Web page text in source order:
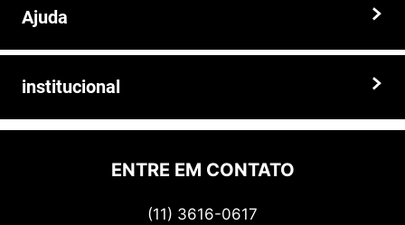
Somos a solução ideal para quem busca peças e acessórios agrícolas
Ajuda
Prazos e entregas
institucional
Quem somos
Politica de privacidadeENTRE EM CONTATO
(11) 3616-0617